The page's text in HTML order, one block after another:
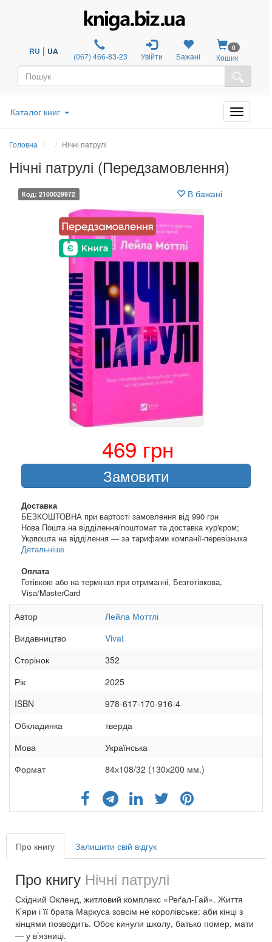
RU | UA (067) 466-83-23 Увійти Бажані
0
Кошик
Каталог книг
Головна Нічні патрулі
Нічні патрулі (Передзамовлення)
Код: 2100029972 В бажані
469 грн
Замовити
Доставка
БЕЗКОШТОВНА при вартості замовлення від 990 грн
Нова Пошта на відділення/поштомат та доставка кур'єром;
Укрпошта на відділення — за тарифами компанії-перевізника
Детальніше
Оплата
Готівкою або на термінал при отриманні, Безготівкова,
Visa/MasterCard
Автор
Лейла Моттлі
Видавництво
Vivat
Сторінок
352
Рік
2025
ISBN
978-617-170-916-4
Обкладинка
тверда
Мова
Українська
Формат
84х108/32 (130х200 мм.)
Про книгу Залишити свій відгук
Про книгу Нічні патрулі
Східний Окленд, житловий комплекс «Реґал-Гай». Життя
К’яри і її брата Маркуса зовсім не королівське: аби кінці з
кінцями позводить. Обоє кинули школу, батько помер, мати
— у в’язниці.